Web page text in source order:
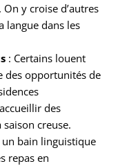
y croise d’autres
langue dans les
: Certains louent
des opportunités de
des
creuse.
bain linguistique
repas en